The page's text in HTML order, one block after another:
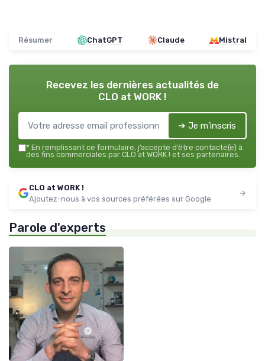
Résumer ChatGPT Claude Mistral
Recevez les dernières actualités de
CLO at WORK !
➔ Je m'inscris
* En remplissant ce formulaire, j’accepte d’être contacté(e) à
des fins commerciales par CLO at WORK ! et ses partenaires.
CLO at WORK !
Ajoutez-nous à vos sources préférées sur Google
Parole d'experts